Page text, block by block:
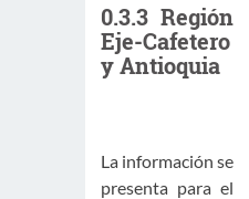
0.3.3 Región
Eje-Cafetero
y Antioquia
La información se
presenta para el